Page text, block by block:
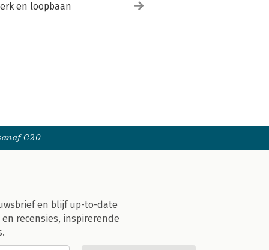
en loopbaan
€20
en blijf up-to-date
recensies, inspirerende